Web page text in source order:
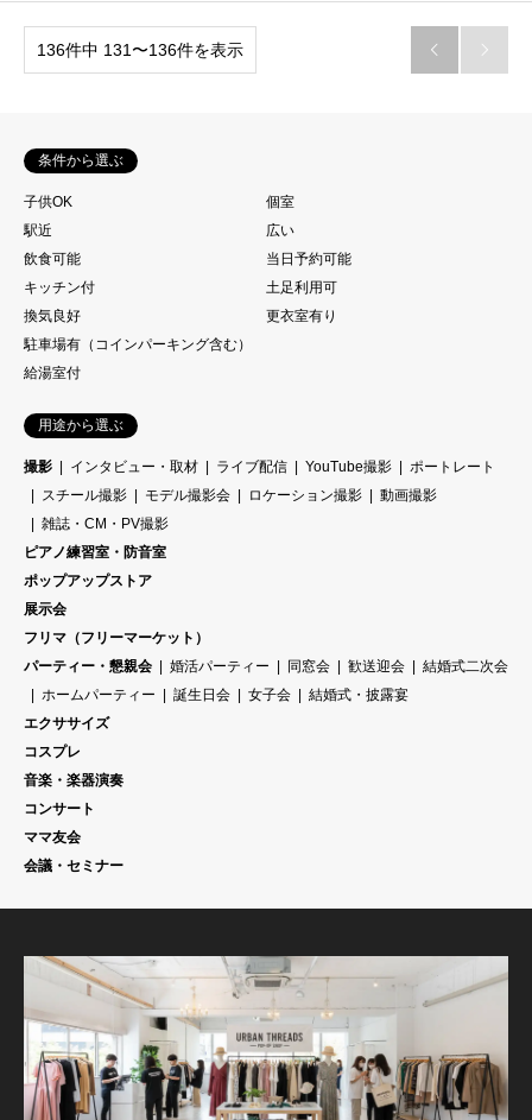
136件中 131〜136件を表示  
条件から選ぶ
子供OK
個室
駅近
広い
飲食可能
当日予約可能
キッチン付
土足利用可
換気良好
更衣室有り
駐車場有（コインパーキング含む）
給湯室付
用途から選ぶ
撮影 インタビュー・取材 ライブ配信 YouTube撮影
ポートレート
スチール撮影
モデル撮影会 ロケーション撮影
動画撮影
雑誌・CM・PV撮影
ピアノ練習室・防音室
ポップアップストア
展示会
フリマ（フリーマーケット）
パーティー・懇親会
婚活パーティー 同窓会 歓送迎会
結婚式二次会
ホームパーティー
誕生日会 女子会
結婚式・披露宴
エクササイズ
コスプレ
音楽・楽器演奏
コンサート
ママ友会
会議・セミナー